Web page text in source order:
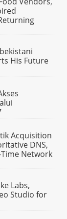
His Future
Acquisition
DNS,
Network
Labs,
Studio for